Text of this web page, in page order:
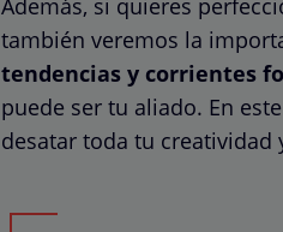
Además, si quieres
también veremos la
tendencias y corrientes
puede ser tu aliado. En
desatar toda tu